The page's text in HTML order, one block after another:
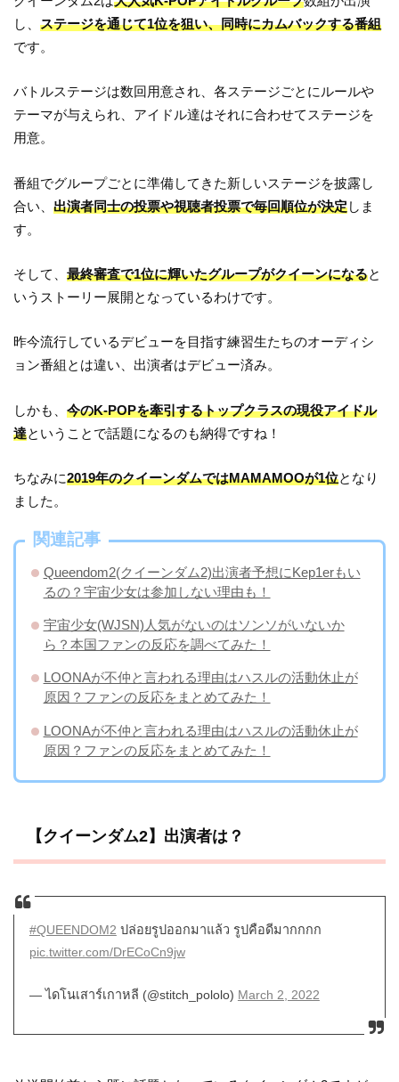
し、ステージを通じて1位を狙い、同時にカムバックする番組
です。
バトルステージは数回用意され、各ステージごとにルールや
テーマが与えられ、アイドル達はそれに合わせてステージを
用意。
番組でグループごとに準備してきた新しいステージを披露し
合い、出演者同士の投票や視聴者投票で毎回順位が決定しま
す。
そして、最終審査で1位に輝いたグループがクイーンになると
いうストーリー展開となっているわけです。
昨今流行しているデビューを目指す練習生たちのオーディシ
ョン番組とは違い、出演者はデビュー済み。
しかも、今のK-POPを牽引するトップクラスの現役アイドル
達ということで話題になるのも納得ですね！
ちなみに2019年のクイーンダムではMAMAMOOが1位となり
ました。
関連記事
Queendom2(クイーンダム2)出演者予想にKep1erもい
るの？宇宙少女は参加しない理由も！
宇宙少女(WJSN)人気がないのはソンソがいないか
ら？本国ファンの反応を調べてみた！
LOONAが不仲と言われる理由はハスルの活動休止が
原因？ファンの反応をまとめてみた！
LOONAが不仲と言われる理由はハスルの活動休止が
原因？ファンの反応をまとめてみた！
【クイーンダム2】出演者は？
#QUEENDOM2 ปล่อยรูปออกมาแล้ว รูปคือดีมากกกก
pic.twitter.com/DrECoCn9jw
— ไดโนเสาร์เกาหลี (@stitch_pololo) March 2, 2022